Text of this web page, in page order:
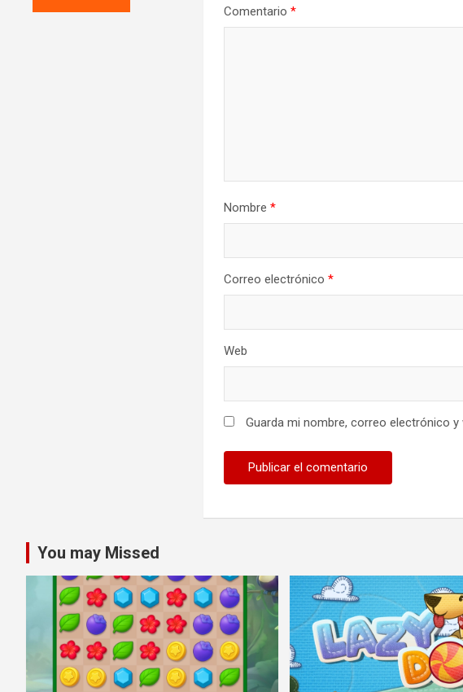
Comentario*
Nombre*
Correo electrónico*
Web
Guarda mi nombre, correo electrónico
You may Missed